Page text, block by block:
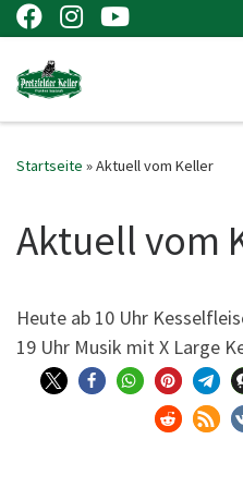
Zum Inhalt springen
Startseite »Aktuell vom Keller
Aktuell vom
Heu­te ab 10 Uhr
19 Uhr Musik mit X Lar­ge